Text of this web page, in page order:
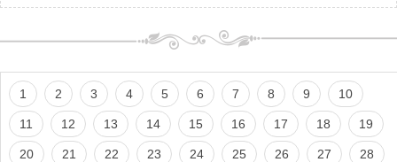
1 2 3 4 5 6 7 8 9 10
11 12 13 14 15 16 17 18 19
20 21 22 23 24 25 26 27 28